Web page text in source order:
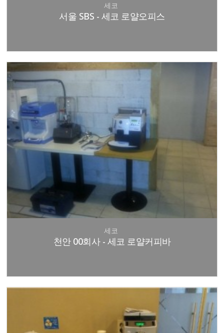
세코
서울 SBS - 세코 로얄오피스
세코
천안 00회사 - 세코 로얄커피바